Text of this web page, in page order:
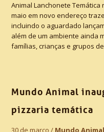
Animal Lanchonete
maio em novo endereço
incluindo o aguardado
além de um ambiente ainda
famílias, crianças e grupos
Mundo Animal
pizzaria temática
30 de março / Mundo Animal